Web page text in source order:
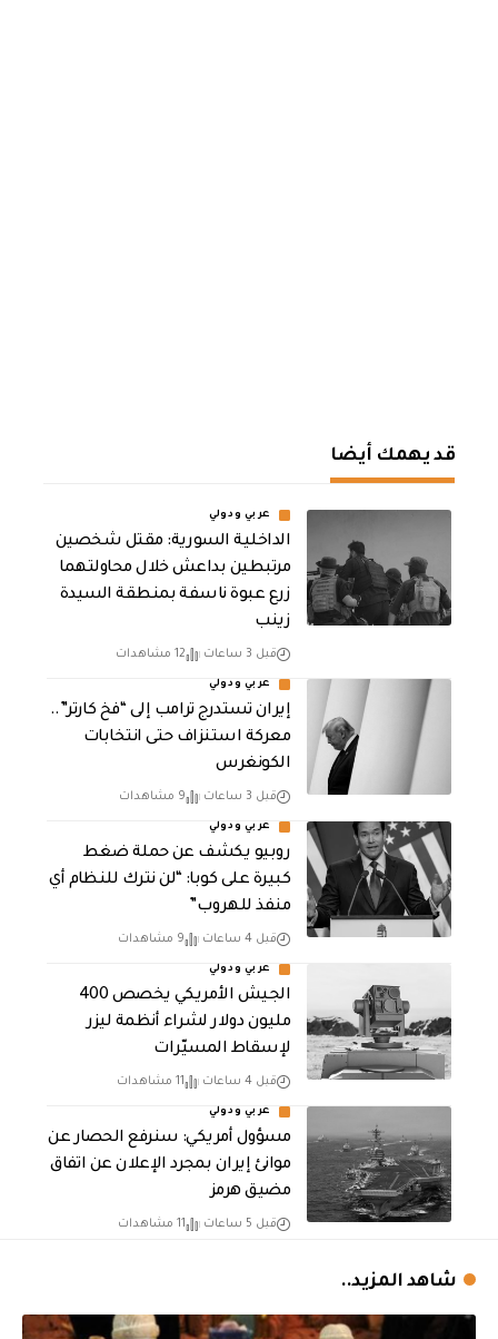
قد يهمك أيضا
عربي ودولي
الداخلية السورية: مقتل شخصين
مرتبطين بداعش خلال محاولتهما
زرع عبوة ناسفة بمنطقة السيدة
زينب
قبل 3 ساعات 12 مشاهدات
عربي ودولي
إيران تستدرج ترامب إلى “فخ كارتر”..
معركة استنزاف حتى انتخابات
الكونغرس
قبل 3 ساعات 9 مشاهدات
عربي ودولي
روبيو يكشف عن حملة ضغط
كبيرة على كوبا: “لن نترك للنظام أي
منفذ للهروب”
قبل 4 ساعات 9 مشاهدات
عربي ودولي
الجيش الأمريكي يخصص 400
مليون دولار لشراء أنظمة ليزر
لإسقاط المسيّرات
قبل 4 ساعات 11 مشاهدات
عربي ودولي
مسؤول أمريكي: سنرفع الحصار عن
موانئ إيران بمجرد الإعلان عن اتفاق
مضيق هرمز
قبل 5 ساعات 11 مشاهدات
شاهد المزيد..